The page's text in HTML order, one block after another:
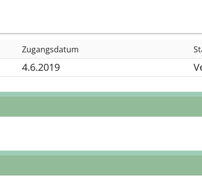
Zugangsdatum
4.6.2019